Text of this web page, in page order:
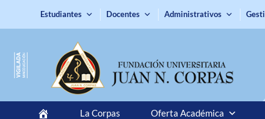
Estudiantes Docentes Administrativos
La Corpas Oferta Académica